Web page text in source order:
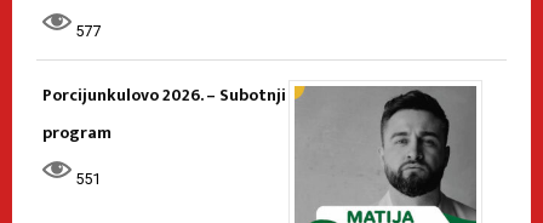
577
Porcijunkulovo 2026. – Subotnji
program
551